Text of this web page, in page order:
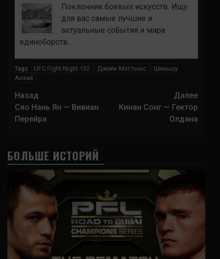
Поклонник боевых искусств. Ищу
для вас самые лучшие и
актуальные события и мира
единоборств.
Tags: UFC Fight Night 132 Джейк Мэттьюс
Шиньшу
Анзай
Навигация
записи
Назад
Сяо Нань Ян — Вивиан
Перейра
Далее
Кинан Сонг — Гектор
Олдана
БОЛЬШЕ ИСТОРИЙ